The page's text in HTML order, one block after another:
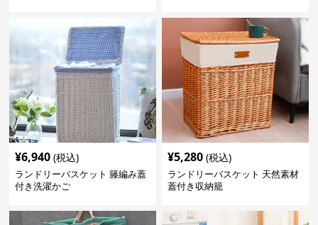
¥6,940 (税込)
ランドリーバスケット 籐編み蓋
付き洗濯かご
¥5,280 (税込)
ランドリーバスケット 天然素材
蓋付き収納籠